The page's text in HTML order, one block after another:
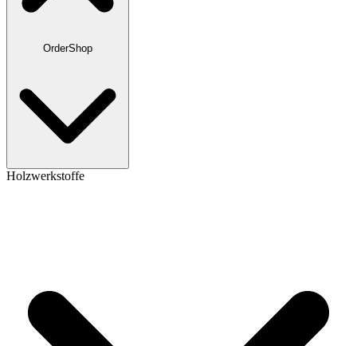
OrderShop
Holzwerkstoffe